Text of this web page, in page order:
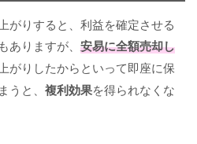
がりすると、利益を確定させる
りますが、 安易に全額売却し
がりしたからといって即座に保
と、 複利効果を得られなくな